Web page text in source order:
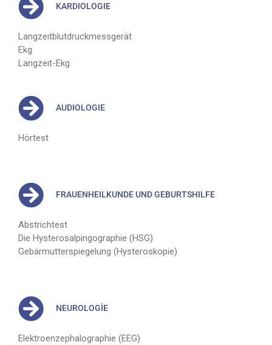
KARDIOLOGIE
Langzeıtblutdruckmessgerät
Ekg
Langzeıt-Ekg
AUDIOLOGIE
Hörtest
FRAUENHEILKUNDE UND GEBURTSHILFE
Abstrichtest
Die Hysterosalpingographie (HSG)
Gebärmutterspiegelung (Hysteroskopie)
NEUROLOGİE
Elektroenzephalographie (EEG)